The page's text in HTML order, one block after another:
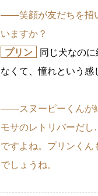
――笑顔が友だちを招
いますか？
プリン
同じ犬なの
なくて、憧れという感
――スヌーピーくんが
モサのレトリバーだ
ですよね。プリンくん
でしょうね。